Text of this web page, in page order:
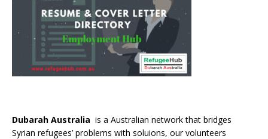
Dubarah Australia is a Australian network that bridges
Syrian refugees’ problems with soluions, our volunteers